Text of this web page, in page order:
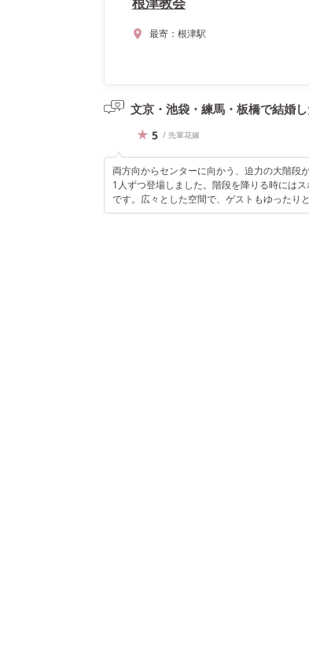
最寄： 根津駅
文京・池袋・練馬・板橋で結婚
5 / 先輩花嫁
両方向からセンターに向かう、迫力の大階段
1人ずつ登場しました。階段を降りる時には
です。広々とした空間で、ゲストもゆったり